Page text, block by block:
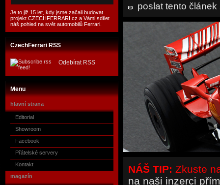
Je to již 15 let, kdy jsme začali budovat
projekt CZECHFERRARI.cz a Vámi sdílet
náš pohled na svět automobilů Ferrari.
CzechFerrari RSS
Odebírat RSS
Menu
hlavní strana
Editorial
Showroom
Facebook
Přátelské servery
Kontakt
magazín
poslat tento
NÁŠ TIP: Zkuste
na naši inzerci